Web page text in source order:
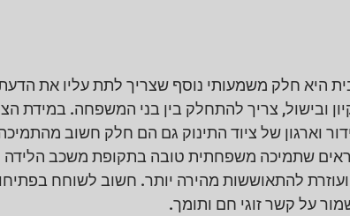
היא חלק משמעותי נוסף שצריך לתת עליו את
ובישול, צריך להתחלק בין בני המשפחה. במידת
וארגון של ציוד התינוק גם הם חלק חשוב
שתמיכה משפחתית טובה בתקופת משכב הלידה
ועוזרת להתאוששות מהירה יותר. חשוב לשוחח
על קשר זוגי חם ותומך.